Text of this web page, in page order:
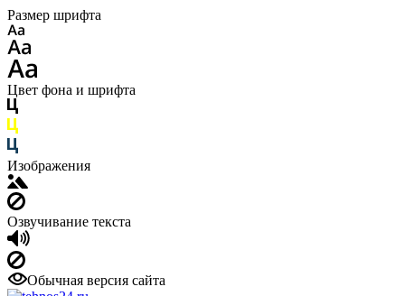
Размер шрифта
Цвет фона и шрифта
Изображения
Озвучивание текста
Обычная версия сайта